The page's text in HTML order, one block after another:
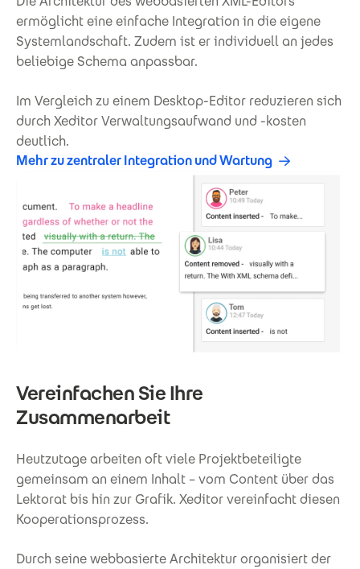
ermöglicht eine einfache Integration in die eigene
Systemlandschaft. Zudem ist er individuell an jedes
beliebige Schema anpassbar.
Im Vergleich zu einem Desktop-Editor reduzieren sich
durch Xeditor Verwaltungsaufwand und -kosten
deutlich.
Mehr zu zentraler Integration und Wartung
Vereinfachen Sie Ihre
Zusammenarbeit
Heutzutage arbeiten oft viele Projektbeteiligte
gemeinsam an einem Inhalt – vom Content über das
Lektorat bis hin zur Grafik. Xeditor vereinfacht diesen
Kooperationsprozess.
Durch seine webbasierte Architektur organisiert der